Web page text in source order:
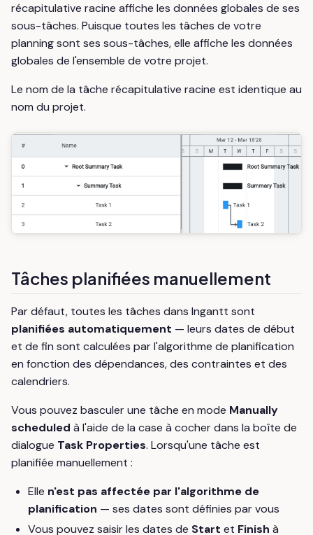
récapitulative racine affiche les données globales de ses
sous-tâches. Puisque toutes les tâches de votre
planning sont ses sous-tâches, elle affiche les données
globales de l'ensemble de votre projet.
Le nom de la tâche récapitulative racine est identique au
nom du projet.
Tâches planifiées manuellement
Par défaut, toutes les tâches dans Ingantt sont
planifiées automatiquement — leurs dates de début
et de fin sont calculées par l'algorithme de planification
en fonction des dépendances, des contraintes et des
calendriers.
Vous pouvez basculer une tâche en mode Manually
scheduled à l'aide de la case à cocher dans la boîte de
dialogue Task Properties. Lorsqu'une tâche est
planifiée manuellement :
Elle n'est pas affectée par l'algorithme de
planification — ses dates sont définies par vous
Vous pouvez saisir les dates de Start et Finish à